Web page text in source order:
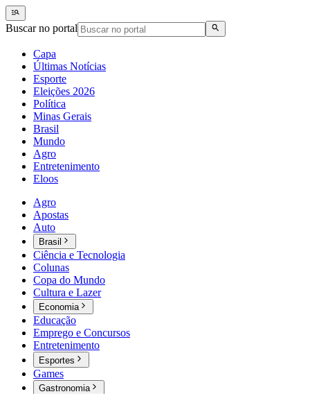
Buscar no portal
Capa
Últimas Notícias
Esporte
Eleições 2026
Política
Minas Gerais
Brasil
Mundo
Agro
Entretenimento
Eloos
Agro
Apostas
Auto
Brasil
Ciência e Tecnologia
Colunas
Copa do Mundo
Cultura e Lazer
Economia
Educação
Emprego e Concursos
Entretenimento
Esportes
Games
Gastronomia